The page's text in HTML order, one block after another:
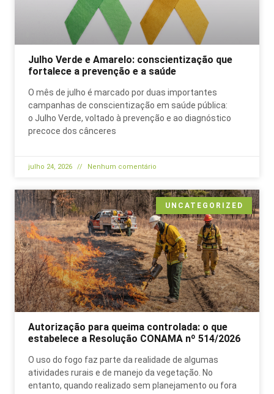
Julho Verde e Amarelo: conscientização que
fortalece a prevenção e a saúde
O mês de julho é marcado por duas importantes
campanhas de conscientização em saúde pública:
o Julho Verde, voltado à prevenção e ao diagnóstico
precoce dos cânceres
julho 24, 2026 Nenhum comentário
UNCATEGORIZED
Autorização para queima controlada: o que
estabelece a Resolução CONAMA nº 514/2026
O uso do fogo faz parte da realidade de algumas
atividades rurais e de manejo da vegetação. No
entanto, quando realizado sem planejamento ou fora